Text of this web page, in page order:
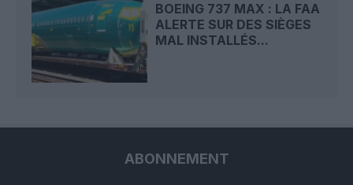
BOEING 737 MAX : LA FAA
ALERTE SUR DES SIÈGES
MAL INSTALLÉS...
ABONNEMENT